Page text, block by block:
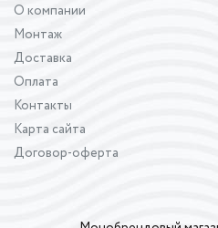
О компании
Монтаж
Доставка
Оплата
Контакты
Карта сайта
Договор-оферта